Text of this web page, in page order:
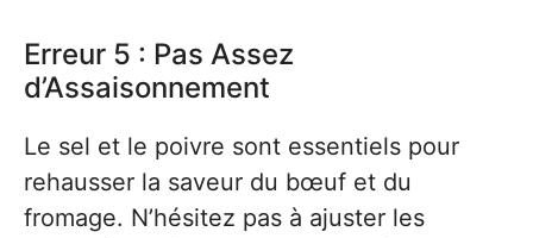
Erreur 5 : Pas Assez
d’Assaisonnement
Le sel et le poivre sont essentiels pour
rehausser la saveur du bœuf et du
fromage. N’hésitez pas à ajuster les